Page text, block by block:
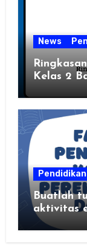
News
Kelas 2
Pendidikan
Buatlah
aktivitas
ekonomi, dan hasil produksi daerah